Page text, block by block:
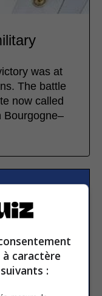
was at
The battle
now called
Bourgogne–
caractère
: